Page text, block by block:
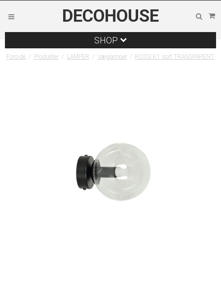
DECOHOUSE
SHOP
Forside / Produkter / LAMPER / Væglamper / ROSSI K1 sort TRANSPARENT